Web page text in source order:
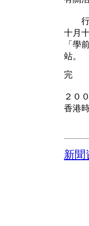
行政
十月
「學
站。
完
２０
香港
新聞